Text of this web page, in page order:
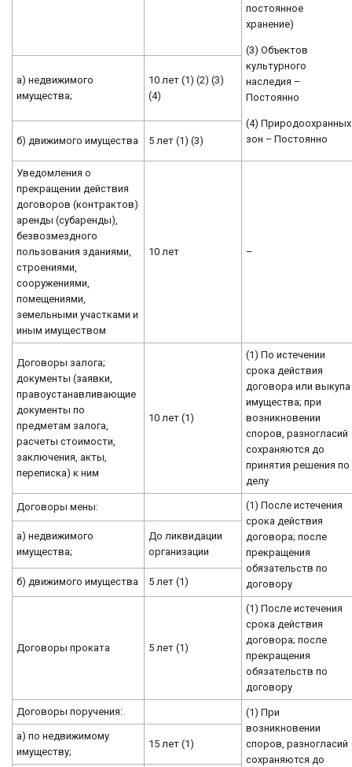
постоянное
хранение)
(3) Объектов
культурного
наследия –
Постоянно
(4) Природоохранных
зон – Постоянно
а) недвижимого
имущества;
10 лет (1) (2) (3)
(4)
б) движимого имущества 5 лет (1) (3)
Уведомления о
прекращении действия
договоров (контрактов)
аренды (субаренды),
безвозмездного
пользования зданиями,
строениями,
сооружениями,
помещениями,
земельными участками и
иным имуществом
10 лет –
Договоры залога;
документы (заявки,
правоустанавливающие
документы по
предметам залога,
расчеты стоимости,
заключения, акты,
переписка) к ним
10 лет (1)
(1) По истечении
срока действия
договора или выкупа
имущества; при
возникновении
споров, разногласий
сохраняются до
принятия решения по
делу
Договоры мены:
(1) После истечения
срока действия
договора; после
прекращения
обязательств по
договору
а) недвижимого
имущества;
До ликвидации
организации
б) движимого имущества 5 лет (1)
Договоры проката 5 лет (1)
(1) После истечения
срока действия
договора; после
прекращения
обязательств по
договору
Договоры поручения:
(1) При
возникновении
споров, разногласий
сохраняются до
а) по недвижимому
имуществу;
15 лет (1)